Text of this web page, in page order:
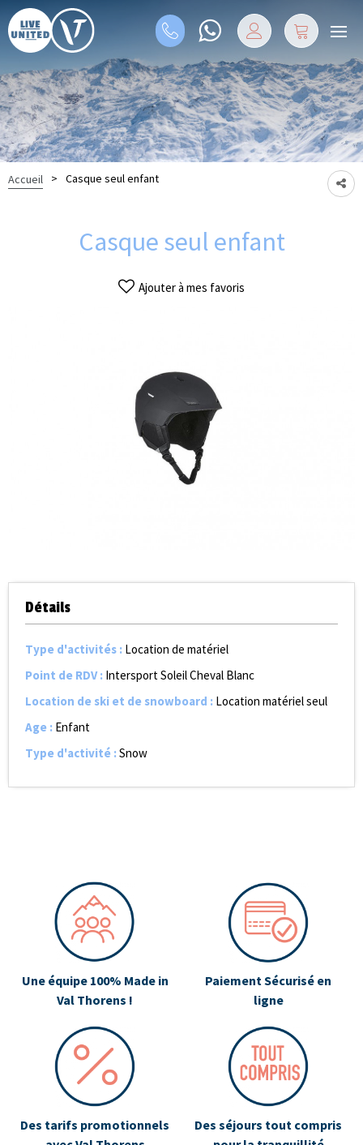
Accueil > Casque seul enfant
Casque seul enfant
Ajouter à mes favoris
Détails
Type d'activités : Location de matériel
Point de RDV: Intersport Soleil Cheval Blanc
Location de ski et de snowboard : Location matériel seul
Age : Enfant
Type d'activité :Snow
Une équipe 100% Made in
Val Thorens !
Paiement Sécurisé en
ligne
Des tarifs promotionnels
Des séjours tout compris